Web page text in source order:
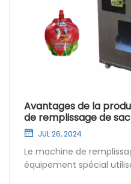
Avantages de la
de remplissage de
JUL 26, 2024
Le machine de remplissage de sachets à bec est un
équipement spécial